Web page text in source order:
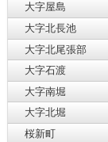
大字屋島
大字北長池
大字北尾張部
大字石渡
大字南堀
大字北堀
桜新町